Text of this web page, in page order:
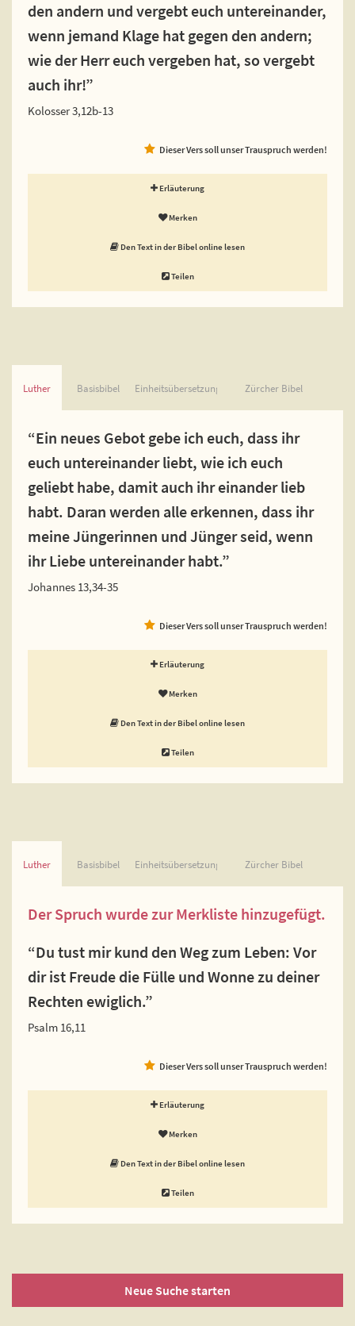
den andern und vergebt euch untereinander,
wenn jemand Klage hat gegen den andern;
wie der Herr euch vergeben hat, so vergebt
auch ihr!”
Kolosser 3,12b-13
Dieser Vers soll unser Trauspruch werden!
Erläuterung
Merken
Den Text in der Bibel online lesen
Teilen
Luther Basisbibel Einheitsübersetzung Zürcher Bibel
“Ein neues Gebot gebe ich euch, dass ihr
euch untereinander liebt, wie ich euch
geliebt habe, damit auch ihr einander lieb
habt. Daran werden alle erkennen, dass ihr
meine Jüngerinnen und Jünger seid, wenn
ihr Liebe untereinander habt.”
Johannes 13,34-35
Dieser Vers soll unser Trauspruch werden!
Erläuterung
Merken
Den Text in der Bibel online lesen
Teilen
Luther Basisbibel Einheitsübersetzung Zürcher Bibel
Der Spruch wurde zur Merkliste hinzugefügt.
“Du tust mir kund den Weg zum Leben: Vor
dir ist Freude die Fülle und Wonne zu deiner
Rechten ewiglich.”
Psalm 16,11
Dieser Vers soll unser Trauspruch werden!
Erläuterung
Merken
Den Text in der Bibel online lesen
Teilen
Neue Suche starten